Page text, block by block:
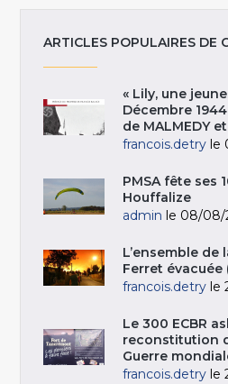
ARTICLES POPULAIRES DE
« Lily, une
Décembre
de MALMEDY
francois.detry le
PMSA fête ses
Houffalize
admin le 08/08/
L’ensemble de
Ferret évacuée
francois.detry le
Le 300 ECBR
reconstitution
Guerre
francois.detry le